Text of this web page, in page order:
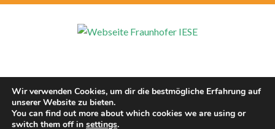
Wir verwenden Cookies, um dir die bestmögliche Erfahrung auf
unserer Website zu bieten.
You can find out more about which cookies we are using or
switch them off in settings.